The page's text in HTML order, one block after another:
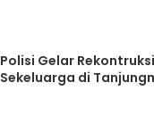
Polisi Gelar
Sekeluarga di